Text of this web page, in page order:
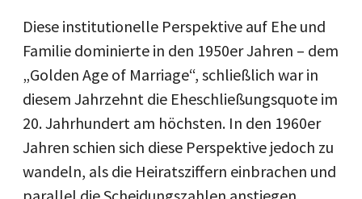
Diese institutionelle Perspektive auf Ehe und
Familie dominierte in den 1950er Jahren – dem
„Golden Age of Marriage“, schließlich war in
diesem Jahrzehnt die Eheschließungsquote im
20. Jahrhundert am höchsten. In den 1960er
Jahren schien sich diese Perspektive jedoch zu
wandeln, als die Heiratsziffern einbrachen und